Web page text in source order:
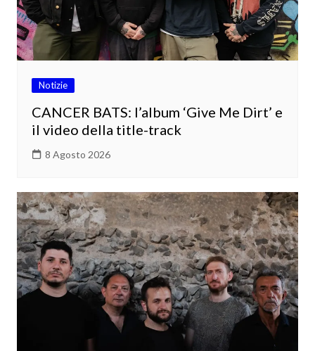
Notizie
CANCER BATS: l’album ‘Give Me Dirt’ e
il video della title-track
8 Agosto 2026